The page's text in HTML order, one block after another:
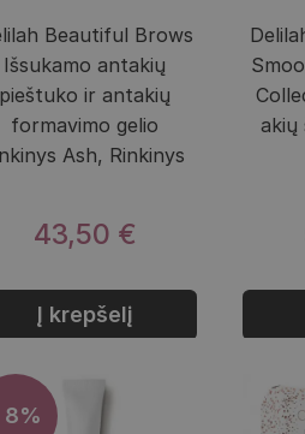
Beautiful Brows
Išsukamo antakių
pieštuko ir antakių
formavimo gelio
Ash, Rinkinys
43,50 €
Į krepšelį
akių